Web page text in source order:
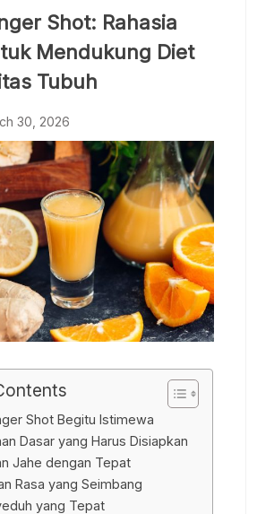
Shot: Rahasia
Mendukung Diet
Tubuh
30, 2026
Shot Begitu Istimewa
Dasar yang Harus Disiapkan
Jahe dengan Tepat
Rasa yang Seimbang
yang Tepat